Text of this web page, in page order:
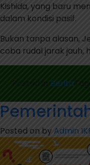
Kishida, yang baru
dalam kondisi pasif.
Bukan tanpa alasan,
coba rudal jarak jauh,
Posted in Berita
Posted on byAdmin